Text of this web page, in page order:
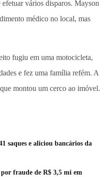
vários disparos. Mayson
médico no local, mas
fugiu em uma motocicleta,
e fez uma família refém. A
montou um cerco ao imóvel.
saques e aliciou bancários da
fraude de R$ 3,5 mi em